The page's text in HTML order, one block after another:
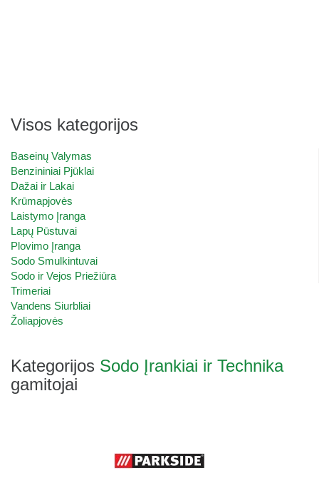
Visos kategorijos
Baseinų Valymas
Benzininiai Pjūklai
Dažai ir Lakai
Krūmapjovės
Laistymo Įranga
Lapų Pūstuvai
Plovimo Įranga
Sodo Smulkintuvai
Sodo ir Vejos Priežiūra
Trimeriai
Vandens Siurbliai
Žoliapjovės
Kategorijos Sodo Įrankiai ir Technika
gamitojai